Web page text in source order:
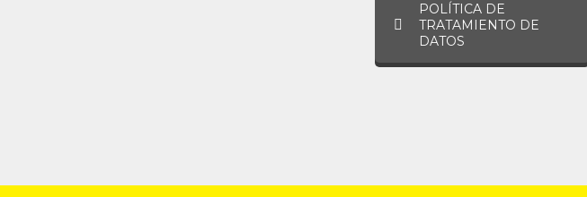
POLÍTICA DE
TRATAMIENTO DE
DATOS